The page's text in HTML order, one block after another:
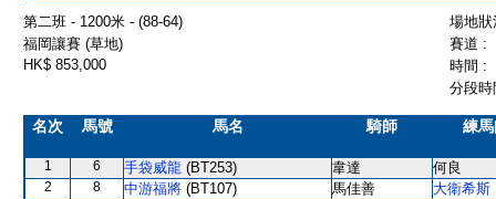
第二班 - 1200米 - (88-64)
場地
福岡讓賽 (草地)
賽道 :
HK$ 853,000
時間 :
分段
名次 馬號 馬名 騎師 練
1 6 手袋威龍 (BT253) 韋達 何良
2 8 中游福將 (BT107) 馬佳善 大衛希斯